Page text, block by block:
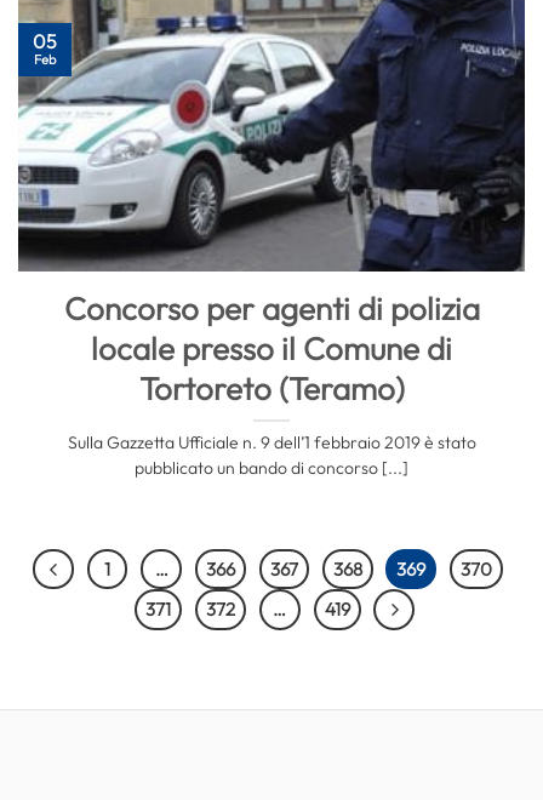
Concorso per agenti di polizia
locale presso il Comune di
Tortoreto (Teramo)
Sulla Gazzetta Ufficiale n. 9 dell’1 febbraio 2019 è stato
pubblicato un bando di concorso [...]
05
Feb
1 … 366 367 368 369
370
371
372 … 419